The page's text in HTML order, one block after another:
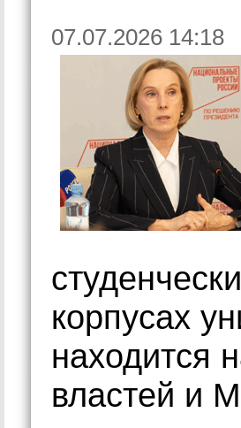
07.07.2026 14:18
корпусах
находится
властей и